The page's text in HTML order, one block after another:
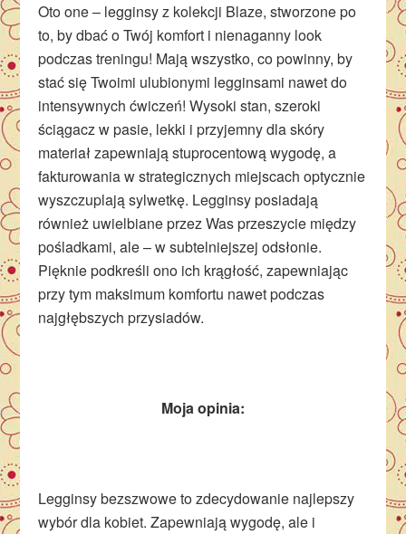
Oto one – legginsy z kolekcji Blaze, stworzone po
to, by dbać o Twój komfort i nienaganny look
podczas treningu! Mają wszystko, co powinny, by
stać się Twoimi ulubionymi legginsami nawet do
intensywnych ćwiczeń! Wysoki stan, szeroki
ściągacz w pasie, lekki i przyjemny dla skóry
materiał zapewniają stuprocentową wygodę, a
fakturowania w strategicznych miejscach optycznie
wyszczuplają sylwetkę. Legginsy posiadają
również uwielbiane przez Was przeszycie między
pośladkami, ale – w subtelniejszej odsłonie.
Pięknie podkreśli ono ich krągłość, zapewniając
przy tym maksimum komfortu nawet podczas
najgłębszych przysiadów.
Moja opinia:
Legginsy bezszwowe to zdecydowanie najlepszy
wybór dla kobiet. Zapewniają wygodę, ale i